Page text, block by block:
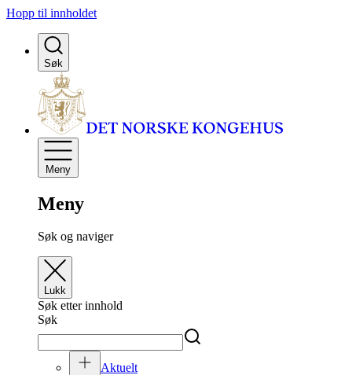
Hopp til innholdet
Søk
Meny
Meny
Søk og naviger
Lukk
Søk etter innhold
Søk
Aktuelt